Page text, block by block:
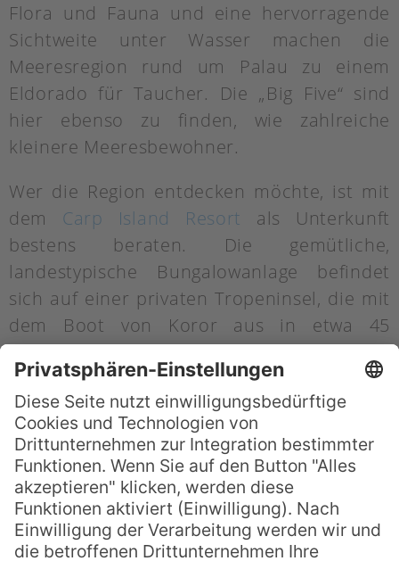
Flora und Fauna und eine hervorragende
Sichtweite unter Wasser machen die
Meeresregion rund um Palau zu einem
Eldorado für Taucher. Die „Big Five“ sind
hier ebenso zu finden, wie zahlreiche
kleinere Meeresbewohner.
Wer die Region entdecken möchte, ist mit
dem Carp Island Resort als Unterkunft
bestens beraten. Die gemütliche,
landestypische Bungalowanlage befindet
sich auf einer privaten Tropeninsel, die mit
dem Boot von Koror aus in etwa 45
Minuten zu erreichen ist. Das Resort
besteht aus 25 komfortablen Bungalows
und einem Haupthaus mit Restaurant und
Bar, sowie einer eigenen Tauchbasis.